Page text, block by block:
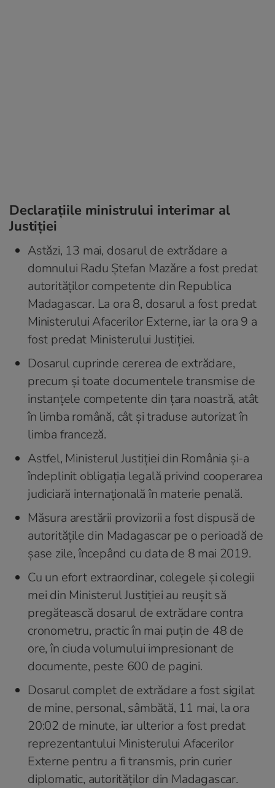
Declarațiile ministrului interimar al
Justiției
Astăzi, 13 mai, dosarul de extrădare a
domnului Radu Ștefan Mazăre a fost predat
autorităților competente din Republica
Madagascar. La ora 8, dosarul a fost predat
Ministerului Afacerilor Externe, iar la ora 9 a
fost predat Ministerului Justiției.
Dosarul cuprinde cererea de extrădare,
precum și toate documentele transmise de
instanțele competente din țara noastră, atât
în limba română, cât și traduse autorizat în
limba franceză.
Astfel, Ministerul Justiției din România și-a
îndeplinit obligația legală privind cooperarea
judiciară internațională în materie penală.
Măsura arestării provizorii a fost dispusă de
autoritățile din Madagascar pe o perioadă de
șase zile, începând cu data de 8 mai 2019.
Cu un efort extraordinar, colegele și colegii
mei din Ministerul Justiției au reușit să
pregătească dosarul de extrădare contra
cronometru, practic în mai puțin de 48 de
ore, în ciuda volumului impresionant de
documente, peste 600 de pagini.
Dosarul complet de extrădare a fost sigilat
de mine, personal, sâmbătă, 11 mai, la ora
20:02 de minute, iar ulterior a fost predat
reprezentantului Ministerului Afacerilor
Externe pentru a fi transmis, prin curier
diplomatic, autorităților din Madagascar.